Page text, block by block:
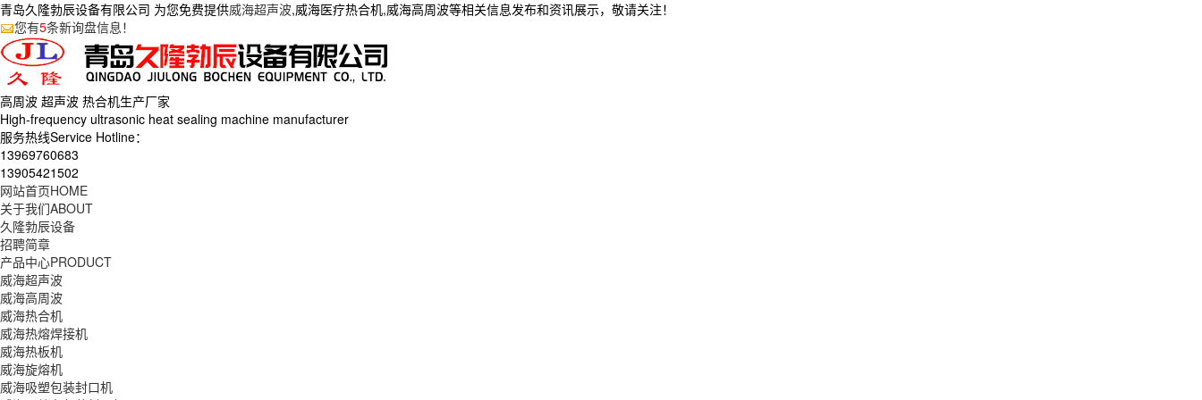
青岛久隆勃辰设备有限公司 为您免费提供威海超声波,威海医疗热合机,威海高周波等相关信息发布和资讯展示，敬请关注！
您有5条新询盘信息！
高周波 超声波 热合机生产厂家
High-frequency ultrasonic heat sealing machine manufacturer
服务热线Service Hotline：
13969760683
13905421502
网站首页HOME
关于我们ABOUT
久隆勃辰设备
招聘简章
产品中心PRODUCT
威海超声波
威海高周波
威海热合机
威海热熔焊接机
威海热板机
威海旋熔机
威海吸塑包装封口机